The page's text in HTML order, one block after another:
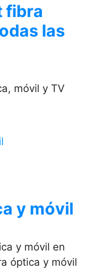
fibra
las
móvil y TV
y móvil
y móvil en
óptica y móvil